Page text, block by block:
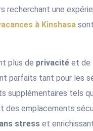
recherchant une
à Kinshasa
plus de privacité et de
parfaits tant pour les
supplémentaires tels
des emplacements
stress et